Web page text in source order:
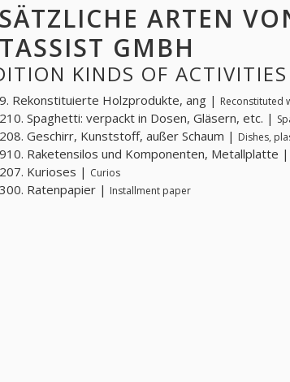
ARTEN
GMBH
KINDS OF
Rekonstituierte Holzprodukte, ang | Reconstituted
Spaghetti: verpackt in Dosen, Gläsern, etc. |
Geschirr, Kunststoff, außer Schaum | Dishes,
Raketensilos und Komponenten, Metallplatte |
Kurioses | Curios
Ratenpapier | Installment paper